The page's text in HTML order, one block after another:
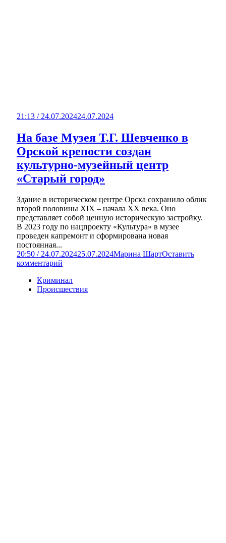
21:13 / 24.07.202424.07.2024
На базе Музея Т.Г. Шевченко в
Орской крепости создан
культурно-музейный центр
«Старый город»
Здание в историческом центре Орска сохранило облик
второй половины XIX – начала XX века. Оно
представляет собой ценную историческую застройку.
В 2023 году по нацпроекту «Культура» в музее
проведен капремонт и сформирована новая
постоянная...
20:50 / 24.07.202425.07.2024Марина ШартОставить
комментарий
Криминал
Происшествия